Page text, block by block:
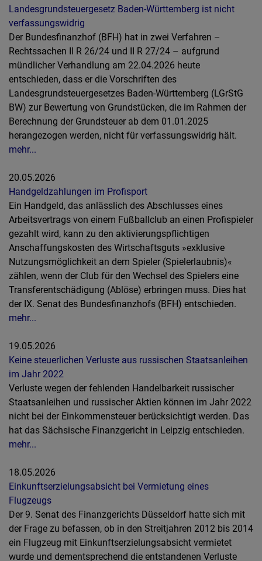
Landesgrundsteuergesetz Baden-Württemberg ist nicht
verfassungswidrig
Der Bundesfinanzhof (BFH) hat in zwei Verfahren –
Rechtssachen II R 26/24 und II R 27/24 – aufgrund
mündlicher Verhandlung am 22.04.2026 heute
entschieden, dass er die Vorschriften des
Landesgrundsteuergesetzes Baden-Württemberg (LGrStG
BW) zur Bewertung von Grundstücken, die im Rahmen der
Berechnung der Grundsteuer ab dem 01.01.2025
herangezogen werden, nicht für verfassungswidrig hält.
mehr...
20.05.2026
Handgeldzahlungen im Profisport
Ein Handgeld, das anlässlich des Abschlusses eines
Arbeitsvertrags von einem Fußballclub an einen Profispieler
gezahlt wird, kann zu den aktivierungspflichtigen
Anschaffungskosten des Wirtschaftsguts »exklusive
Nutzungsmöglichkeit an dem Spieler (Spielerlaubnis)«
zählen, wenn der Club für den Wechsel des Spielers eine
Transferentschädigung (Ablöse) erbringen muss. Dies hat
der IX. Senat des Bundesfinanzhofs (BFH) entschieden.
mehr...
19.05.2026
Keine steuerlichen Verluste aus russischen Staatsanleihen
im Jahr 2022
Verluste wegen der fehlenden Handelbarkeit russischer
Staatsanleihen und russischer Aktien können im Jahr 2022
nicht bei der Einkommensteuer berücksichtigt werden. Das
hat das Sächsische Finanzgericht in Leipzig entschieden.
mehr...
18.05.2026
Einkunftserzielungsabsicht bei Vermietung eines
Flugzeugs
Der 9. Senat des Finanzgerichts Düsseldorf hatte sich mit
der Frage zu befassen, ob in den Streitjahren 2012 bis 2014
ein Flugzeug mit Einkunftserzielungsabsicht vermietet
wurde und dementsprechend die entstandenen Verluste